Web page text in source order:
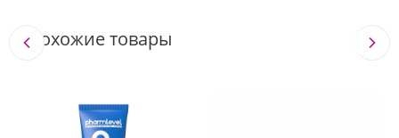
Похожие товары